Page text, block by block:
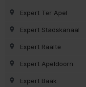
Expert Ter Apel
Expert Stadskanaal
Expert Raalte
Expert Apeldoorn
Expert Baak